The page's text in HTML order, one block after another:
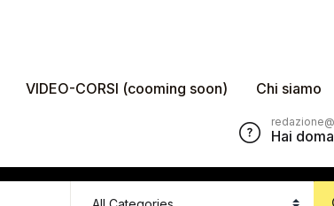
VIDEO-CORSI (cooming soon) Chi siamo
Hai